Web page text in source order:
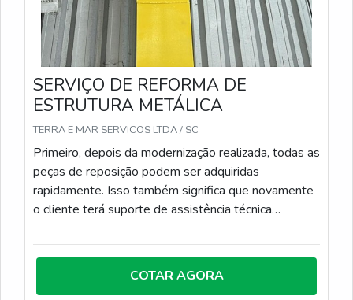
SERVIÇO DE REFORMA DE
ESTRUTURA METÁLICA
TERRA E MAR SERVICOS LTDA / SC
Primeiro, depois da modernização realizada, todas as
peças de reposição podem ser adquiridas
rapidamente. Isso também significa que novamente
o cliente terá suporte de assistência técnica
COTAR AGORA